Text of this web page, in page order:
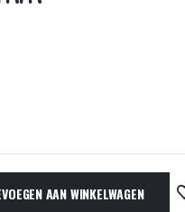
AAN WINKELWAGEN